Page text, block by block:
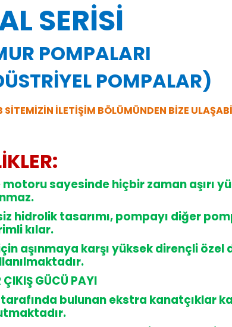
SERİSİ
POMPALARI
POMPALAR)
İLETİŞİM BÖLÜMÜNDEN BİZE
motoru sayesinde hiçbir zaman aşırı
hidrolik tasarımı, pompayı diğer
kılar.
aşınmaya karşı yüksek dirençli özel
GÜCÜ PAYI
tarafında bulunan ekstra kanatçıklar